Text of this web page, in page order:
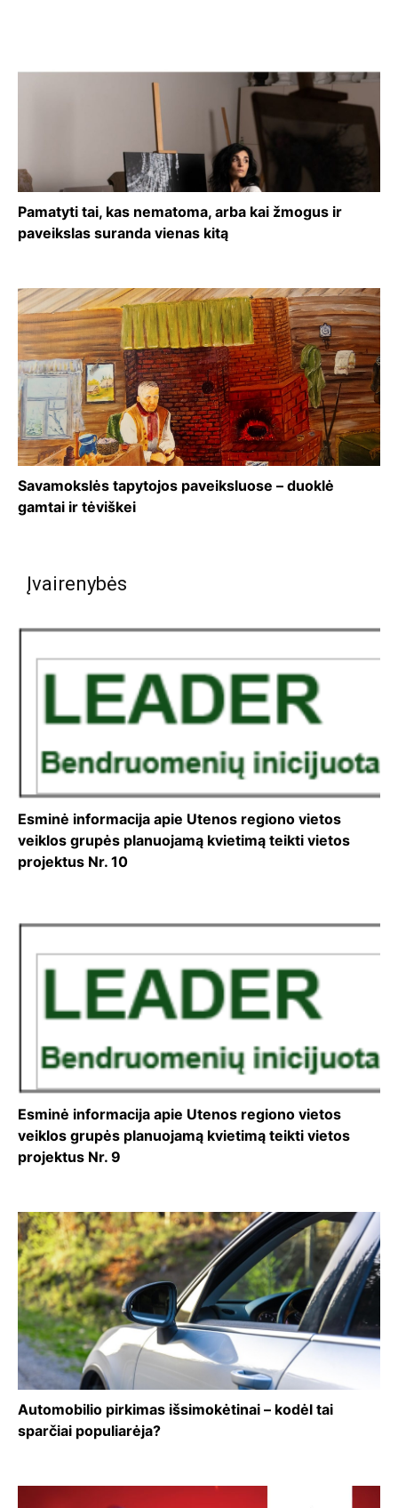
Pamatyti tai, kas nematoma, arba kai žmogus ir
paveikslas suranda vienas kitą
Savamokslės tapytojos paveiksluose – duoklė
gamtai ir tėviškei
Įvairenybės
Esminė informacija apie Utenos regiono vietos
veiklos grupės planuojamą kvietimą teikti vietos
projektus Nr. 10
Esminė informacija apie Utenos regiono vietos
veiklos grupės planuojamą kvietimą teikti vietos
projektus Nr. 9
Automobilio pirkimas išsimokėtinai – kodėl tai
sparčiai populiarėja?